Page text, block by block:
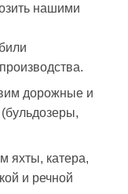
нашими
дорожные и
яхты, катера,
и речной